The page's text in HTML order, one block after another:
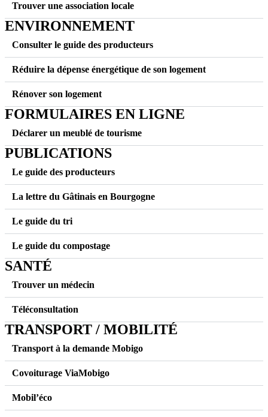
Trouver une association locale
ENVIRONNEMENT
Consulter le guide des producteurs
Réduire la dépense énergétique de son logement
Rénover son logement
FORMULAIRES EN LIGNE
Déclarer un meublé de tourisme
PUBLICATIONS
Le guide des producteurs
La lettre du Gâtinais en Bourgogne
Le guide du tri
Le guide du compostage
SANTÉ
Trouver un médecin
Téléconsultation
TRANSPORT / MOBILITÉ
Transport à la demande Mobigo
Covoiturage ViaMobigo
Mobil’éco